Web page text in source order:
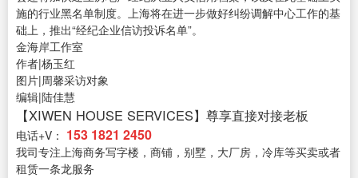
施的行业黑名单制度。上海将在进一步做好纠纷调解中心工作的基
础上，推出“经纪企业信访投诉名单”。
金海岸工作室
作者|杨玉红
图片|周馨采访对象
编辑|陆佳慧
【XIWEN HOUSE SERVICES】尊享直接对接老板
电话+V： 153 1821 2450
我司专注上海商务写字楼，商铺，别墅，大厂房，冷库等买卖或者
租赁一条龙服务